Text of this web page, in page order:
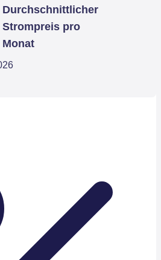
Durchschnittlicher
Strompreis pro
Monat